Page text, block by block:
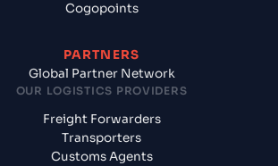
Cogopoints
PARTNERS
Global Partner Network
OUR LOGISTICS PROVIDERS
Freight Forwarders
Transporters
Customs Agents